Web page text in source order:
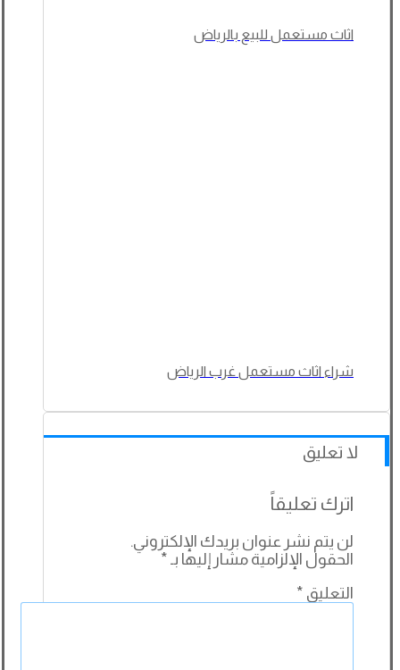
اثاث مستعمل للبيع بالرياض
شراء اثاث مستعمل غرب الرياض
لا تعليق
اترك تعليقاً
لن يتم نشر عنوان بريدك الإلكتروني.
الحقول الإلزامية مشار إليها بـ *
التعليق *